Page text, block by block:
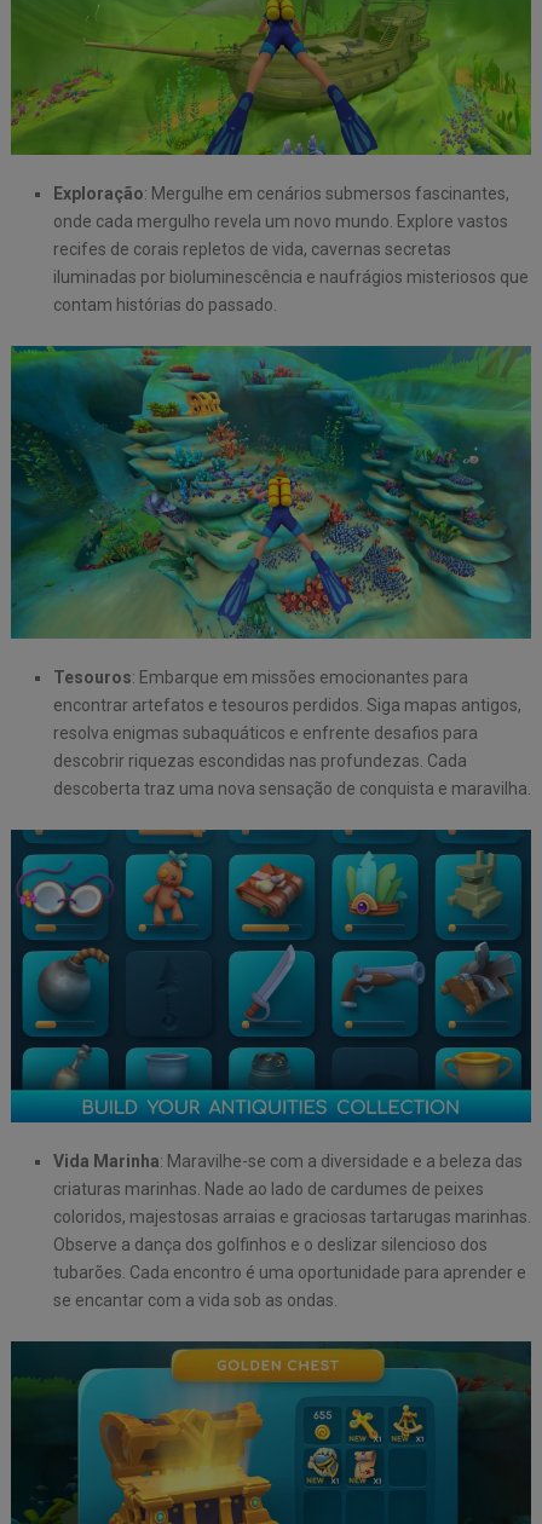
Exploração: Mergulhe em cenários submersos fascinantes,
onde cada mergulho revela um novo mundo. Explore vastos
recifes de corais repletos de vida, cavernas secretas
iluminadas por bioluminescência e naufrágios misteriosos que
contam histórias do passado.
Tesouros: Embarque em missões emocionantes para
encontrar artefatos e tesouros perdidos. Siga mapas antigos,
resolva enigmas subaquáticos e enfrente desafios para
descobrir riquezas escondidas nas profundezas. Cada
descoberta traz uma nova sensação de conquista e maravilha.
Vida Marinha: Maravilhe-se com a diversidade e a beleza das
criaturas marinhas. Nade ao lado de cardumes de peixes
coloridos, majestosas arraias e graciosas tartarugas marinhas.
Observe a dança dos golfinhos e o deslizar silencioso dos
tubarões. Cada encontro é uma oportunidade para aprender e
se encantar com a vida sob as ondas.